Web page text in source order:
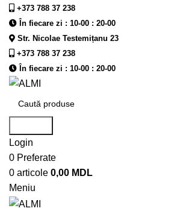
+373 788 37 238
În fiecare zi : 10-00 : 20-00
Str. Nicolae Testemițanu 23
+373 788 37 238
În fiecare zi : 10-00 : 20-00
Login
0 Preferate
0 articole 0,00 MDL
Meniu